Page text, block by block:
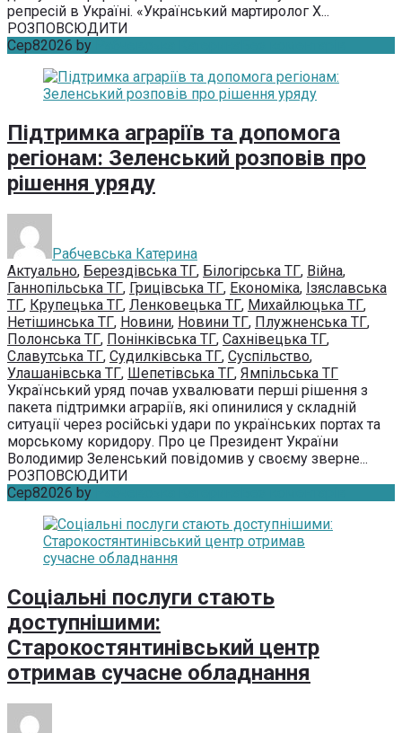
репресій в Україні. «Український мартиролог Х...
РОЗПОВСЮДИТИ
Сер82026 by
Підтримка аграріїв та допомога
регіонам: Зеленський розповів про
рішення уряду
Рабчевська Катерина
Актуально, Берездівська ТГ, Білогірська ТГ, Війна,
Ганнопільська ТГ, Грицівська ТГ, Економіка, Ізяславська
ТГ, Крупецька ТГ, Ленковецька ТГ, Михайлюцька ТГ,
Нетішинська ТГ, Новини, Новини ТГ, Плужненська ТГ,
Полонська ТГ, Понінківська ТГ, Сахнівецька ТГ,
Славутська ТГ, Судилківська ТГ, Суспільство,
Улашанівська ТГ, Шепетівська ТГ, Ямпільська ТГ
Український уряд почав ухвалювати перші рішення з
пакета підтримки аграріїв, які опинилися у складній
ситуації через російські удари по українських портах та
морському коридору. Про це Президент України
Володимир Зеленський повідомив у своєму зверне...
РОЗПОВСЮДИТИ
Сер82026 by
Соціальні послуги стають
доступнішими:
Старокостянтинівський центр
отримав сучасне обладнання